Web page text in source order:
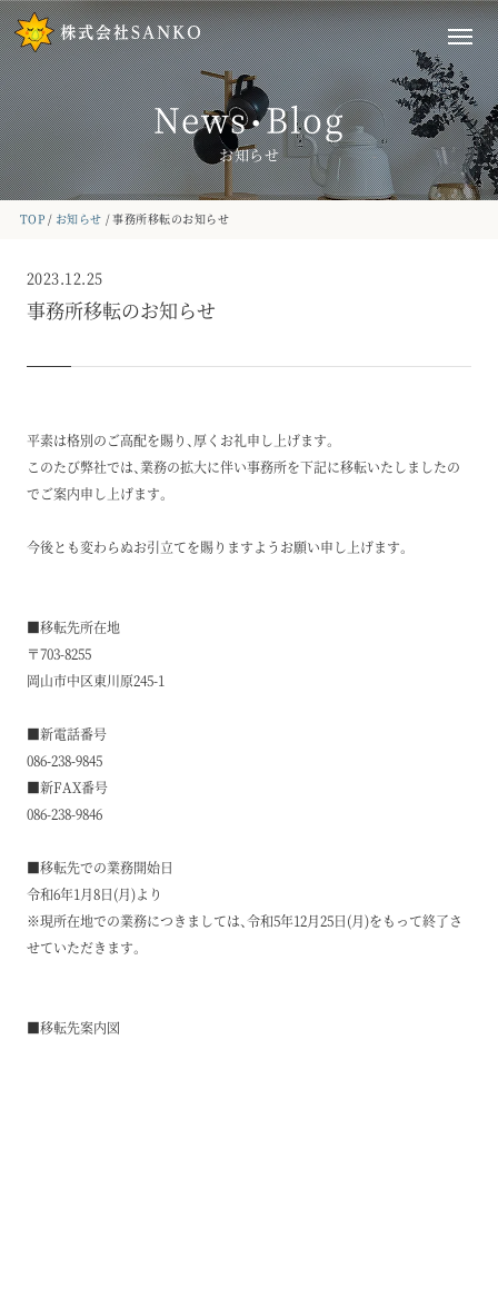
News・Blog
お知らせ
TOP お知らせ 事務所移転のお知らせ
2023.12.25
事務所移転のお知らせ
平素は格別のご高配を賜り、厚くお礼申し上げます。
このたび弊社では、業務の拡大に伴い事務所を下記に移転いたしましたの
でご案内申し上げます。
今後とも変わらぬお引立てを賜りますようお願い申し上げます。
■移転先所在地
〒703-8255
岡山市中区東川原245-1
■新電話番号
086-238-9845
■新FAX番号
086-238-9846
■移転先での業務開始日
令和6年1月8日(月)より
※現所在地での業務につきましては、令和5年12月25日(月)をもって終了さ
せていただきます。
■移転先案内図